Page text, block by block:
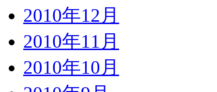
2010年12月
2010年11月
2010年10月